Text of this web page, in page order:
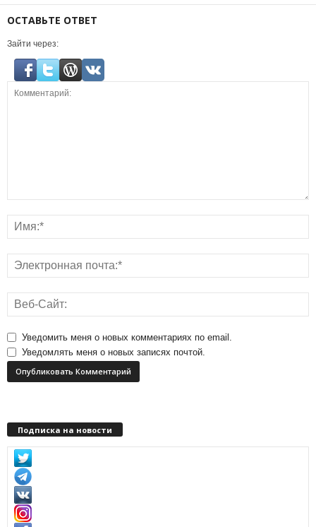
ОСТАВЬТЕ ОТВЕТ
Зайти через:
Уведомить меня о новых комментариях по email.
Уведомлять меня о новых записях почтой.
Подписка на новости